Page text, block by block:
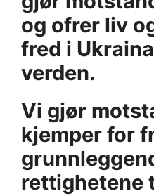
og ofrer liv
fred i
verden.
Vi gjør
kjemper for
rettighetene